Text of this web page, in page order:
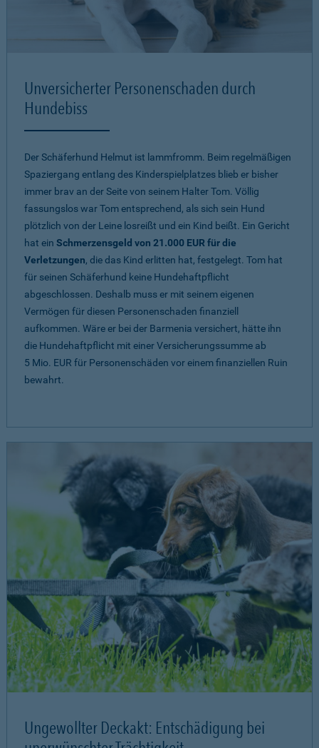
Unversicherter Personenschaden durch
Hundebiss
Der Schäferhund Helmut ist lammfromm. Beim regelmäßigen
Spaziergang entlang des Kinderspielplatzes blieb er bisher
immer brav an der Seite von seinem Halter Tom. Völlig
fassungslos war Tom entsprechend, als sich sein Hund
plötzlich von der Leine losreißt und ein Kind beißt. Ein Gericht
hat ein Schmerzensgeld von 21.000 EUR für die
Verletzungen, die das Kind erlitten hat, festgelegt. Tom hat
für seinen Schäferhund keine Hundehaftpflicht
abgeschlossen. Deshalb muss er mit seinem eigenen
Vermögen für diesen Personenschaden finanziell
aufkommen. Wäre er bei der Barmenia versichert, hätte ihn
die Hundehaftpflicht mit einer Versicherungssumme ab
5 Mio. EUR für Personenschäden vor einem finanziellen Ruin
bewahrt.
Ungewollter Deckakt: Entschädigung bei